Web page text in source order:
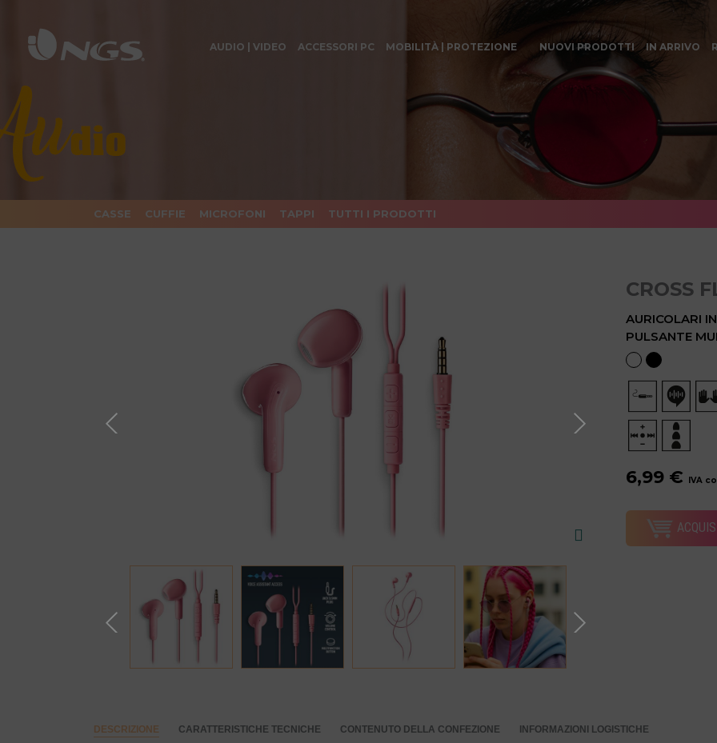
AUDIO | VIDEO ACCESSORI PC MOBILITÀ | PROTEZIONE NUOVI PRODOTTI IN ARRIVO
CASSE CUFFIE MICROFONI TAPPI TUTTI I PRODOTTI
CROSS
AURICOLARI
PULSANTE
6,99 € IVA
DESCRIZIONE CARATTERISTICHE TECNICHE CONTENUTO DELLA CONFEZIONE INFORMAZIONI LOGISTICHE